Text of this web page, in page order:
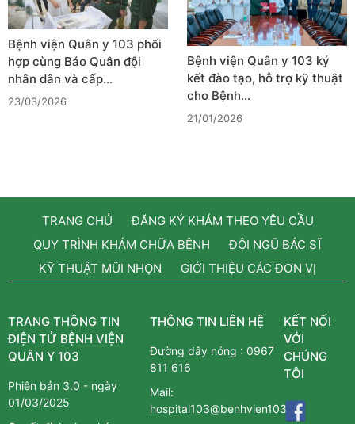
Bệnh viện Quân y 103 phối
hợp cùng Báo Quân đội
nhân dân và cấp…
23/03/2026
Bệnh viện Quân y 103 ký
kết đào tạo, hỗ trợ kỹ thuật
cho Bệnh…
21/01/2026
TRANG CHỦ
ĐĂNG KÝ KHÁM THEO YÊU CẦU
QUY TRÌNH KHÁM CHỮA BỆNH
ĐỘI NGŨ BÁC SĨ
KỸ THUẬT MŨI NHỌN
GIỚI THIỆU CÁC ĐƠN VỊ
TRANG THÔNG TIN
ĐIỆN TỬ BỆNH VIỆN
QUÂN Y 103
Phiên bản 3.0 - ngày
01/03/2025
THÔNG TIN LIÊN HỆ
Đường dây nóng :0967
811 616
Mail:
hospital103@benhvien103.vn
KẾT NỐI
VỚI
CHÚNG
TÔI